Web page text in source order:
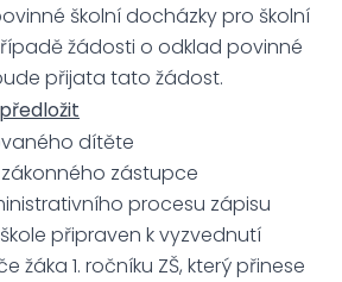
školní docházky pro školní
žádosti o odklad povinné
přijata tato žádost.
dítěte
zástupce
procesu zápisu
připraven k vyzvednutí
žáka 1. ročníku ZŠ, který přinese